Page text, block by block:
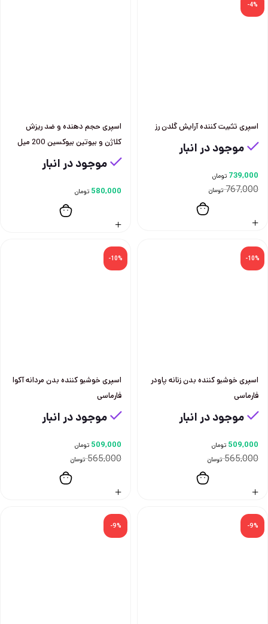
-4%
اسپری تثبیت کننده آرایش گلدن رز
موجود در انبار
767,000 تومان
739,000 تومان
اسپری حجم دهنده و ضد ريزش
كلاژن و بيوتين بيوكسين 200 ميل
موجود در انبار
580,000 تومان
-10%
اسپری خوشبو کننده بدن زنانه پاودر
فارماسی
موجود در انبار
565,000 تومان
509,000 تومان
-10%
اسپری خوشبو کننده بدن مردانه آکوا
فارماسی
موجود در انبار
565,000 تومان
509,000 تومان
-9%
-9%